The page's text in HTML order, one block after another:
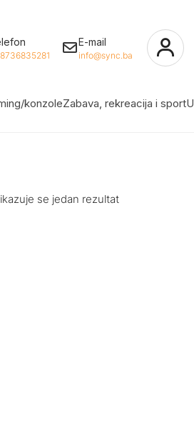
E-mail
info@sync.ba
konzoleZabava, rekreacija i sport
se jedan rezultat